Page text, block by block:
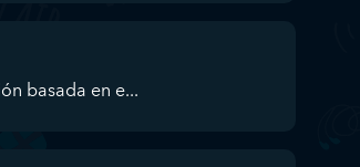
basada en e...